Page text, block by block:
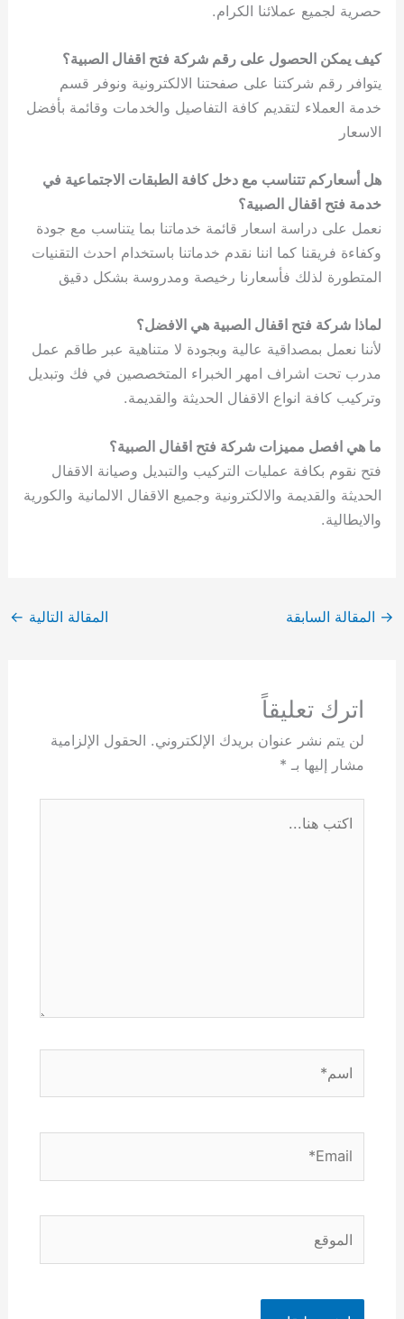
حصرية لجميع عملائنا الكرام.
كيف يمكن الحصول على رقم شركة فتح اقفال الصبية؟
يتوافر رقم شركتنا على صفحتنا الالكترونية ونوفر قسم
خدمة العملاء لتقديم كافة التفاصيل والخدمات وقائمة بأفضل
الاسعار
هل أسعاركم تتناسب مع دخل كافة الطبقات الاجتماعية في
خدمة فتح اقفال الصبية؟
نعمل على دراسة اسعار قائمة خدماتنا بما يتناسب مع جودة
وكفاءة فريقنا كما اننا نقدم خدماتنا باستخدام احدث التقنيات
المتطورة لذلك فأسعارنا رخيصة ومدروسة بشكل دقيق
لماذا شركة فتح اقفال الصبية هي الافضل؟
لأننا نعمل بمصداقية عالية وبجودة لا متناهية عبر طاقم عمل
مدرب تحت اشراف امهر الخبراء المتخصصين في فك وتبديل
وتركيب كافة انواع الاقفال الحديثة والقديمة.
ما هي افصل مميزات شركة فتح اقفال الصبية؟
فتح نقوم بكافة عمليات التركيب والتبديل وصيانة الاقفال
الحديثة والقديمة والالكترونية وجميع الاقفال الالمانية والكورية
والايطالية.
→ المقالة السابقة المقالة التالية ←
اترك تعليقاً
لن يتم نشر عنوان بريدك الإلكتروني. الحقول الإلزامية
مشار إليها بـ *
هنا...